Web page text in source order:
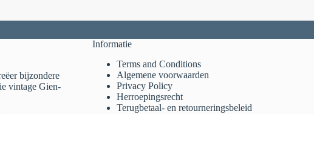
bijzondere
vintage Gien-
Informatie
Terms and Conditions
Algemene voorwaarden
Privacy Policy
Herroepingsrecht
Terugbetaal- en retourneringsbeleid